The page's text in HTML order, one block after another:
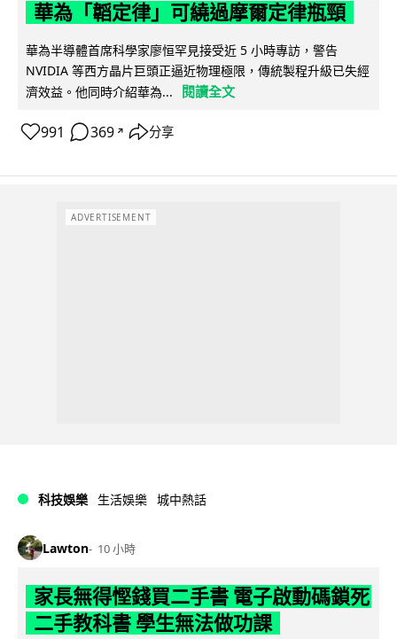
華為「韜定律」可繞過摩爾定律瓶頸
華為半導體首席科學家廖恒罕見接受近 5 小時專訪，警告
NVIDIA 等西方晶片巨頭正逼近物理極限，傳統製程升級已失經
濟效益。他同時介紹華為...
閱讀全文
991 369 ↗ 分享
ADVERTISEMENT
科技娛樂 生活娛樂 城中熱話
Lawton 10 小時
家長無得慳錢買二手書 電子啟動碼鎖死
二手教科書 學生無法做功課